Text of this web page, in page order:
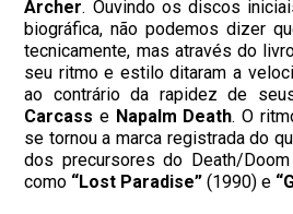
Archer. Ouvindo os discos
biográfica, não podemos dizer
tecnicamente, mas através do
seu ritmo e estilo ditaram a
ao contrário da rapidez de
Carcass e Napalm Death. O
se tornou a marca registrada do
dos precursores do Death/
como “Lost Paradise” (1990) e